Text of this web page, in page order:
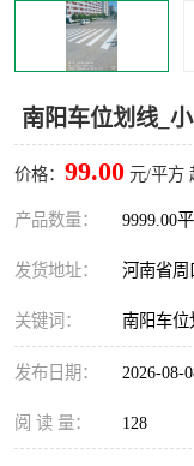
南阳车位划线_
价格： 99.00 元/平方
产品数量： 9999.00
发货地址： 河南省周
关键词： 南阳车位
发布日期： 2026-08-
阅 读 量： 128